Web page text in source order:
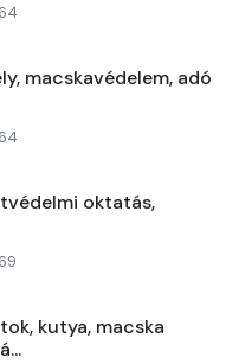
macskavédelem, adó
oktatás,
kutya, macska